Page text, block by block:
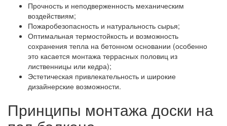
Прочность и неподверженность механическим
воздействиям;
Пожаробезопасность и натуральность сырья;
Оптимальная термостойкость и возможность
сохранения тепла на бетонном основании (особенно
это касается монтажа террасных половиц из
лиственницы или кедра);
Эстетическая привлекательность и широкие
дизайнерские возможности.
Принципы монтажа доски на